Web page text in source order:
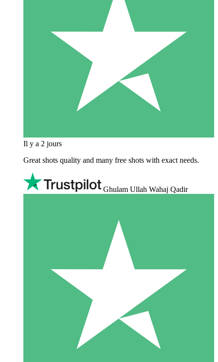
Il y a 2 jours
Great shots quality and many free shots with exact needs.
Ghulam Ullah Wahaj Qadir